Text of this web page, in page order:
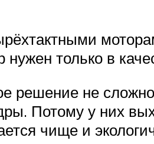
нужен только в
решение не
Потому у них
чище и